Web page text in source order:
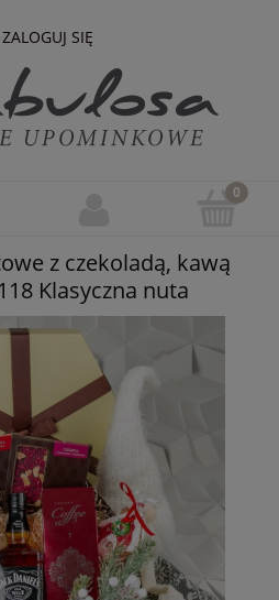
ZALOGUJ SIĘ
z czekoladą, kawą
Klasyczna nuta